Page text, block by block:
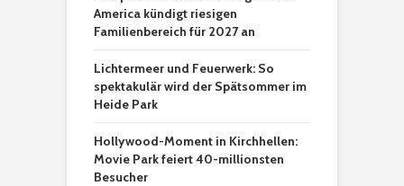
America kündigt riesigen
Familienbereich für 2027 an
Lichtermeer und Feuerwerk: So
spektakulär wird der Spätsommer im
Heide Park
Hollywood-Moment in Kirchhellen:
Movie Park feiert 40-millionsten
Besucher